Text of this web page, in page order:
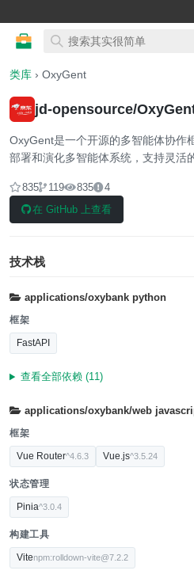
类库 › OxyGent
jd-opensource/
OxyGent是一个开源的多智能体协作
部署和演化多智能体系统，支持灵活
835 119 835
4
在 GitHub 上查看
技术栈
applications/oxybankpython
框架
FastAPI
查看全部依赖 (11)
applications/oxybank/web
框架
Vue Router^4.6.3 Vue.js^3.5.24
状态管理
Pinia^3.0.4
构建工具
Vitenpm:rolldown-vite@7.2.2